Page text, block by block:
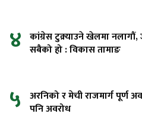
४ कांग्रेस टुक्र्याउने खेलमा नलागौं,
सबैको हो : विकास तामाङ
५ अरनिको र मेची राजमार्ग पूर्ण
पनि अवरोध